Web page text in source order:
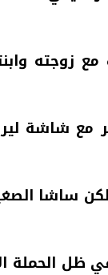
زوجته
مع شاشة
ساشا
الحملة